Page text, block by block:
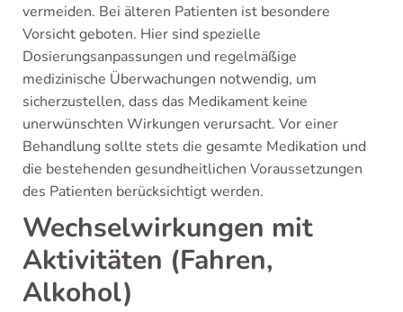
vermeiden. Bei älteren Patienten ist besondere
Vorsicht geboten. Hier sind spezielle
Dosierungsanpassungen und regelmäßige
medizinische Überwachungen notwendig, um
sicherzustellen, dass das Medikament keine
unerwünschten Wirkungen verursacht. Vor einer
Behandlung sollte stets die gesamte Medikation und
die bestehenden gesundheitlichen Voraussetzungen
des Patienten berücksichtigt werden.
Wechselwirkungen mit
Aktivitäten (Fahren,
Alkohol)